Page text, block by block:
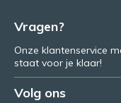
Vragen?
Onze klantenservice
staat voor je klaar!
Volg ons